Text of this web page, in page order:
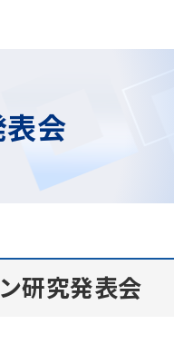
会
研究発表会